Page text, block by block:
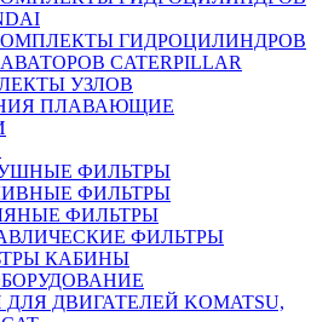
ГИДРОЦИЛИНДРОВ
CATERPILLAR
УЗЛОВ
ПЛАВАЮЩИЕ
ФИЛЬТРЫ
ФИЛЬТРЫ
ФИЛЬТРЫ
ФИЛЬТРЫ
КАБИНЫ
ДВИГАТЕЛЕЙ KOMATSU,